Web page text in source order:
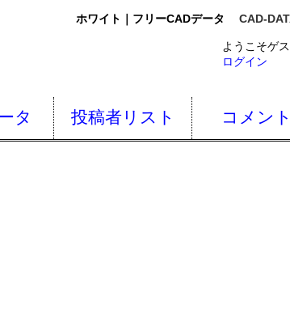
ホワイト｜フリーCADデータ CAD-
ようこそゲ
ログイン
タ 投稿者リスト コメント